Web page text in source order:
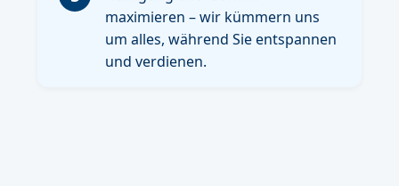
maximieren – wir kümmern uns
um alles, während Sie entspannen
und verdienen.